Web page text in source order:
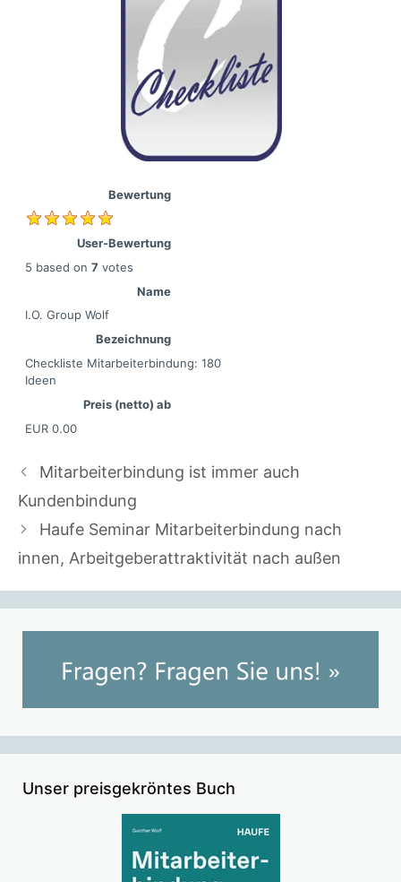
Bewertung
User-Bewertung
5 based on 7 votes
Name
I.O. Group Wolf
Bezeichnung
Checkliste Mitarbeiterbindung: 180
Ideen
Preis (netto) ab
EUR0.00
Mitarbeiterbindung ist immer auch
Kundenbindung
Haufe Seminar Mitarbeiterbindung nach
innen, Arbeitgeberattraktivität nach außen
Unser preisgekröntes Buch